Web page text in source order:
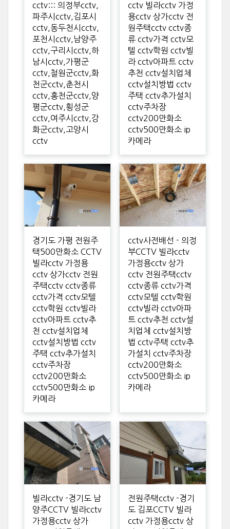
cctv::: 의정부cctv,
파주시cctv,김포시
cctv,동두천시cctv,
포천시cctv,남양주
cctv,구리시cctv,하
남시cctv,가평군
cctv,철원군cctv,화
천군cctv,춘천시
cctv,홍천군cctv,양
평군cctv,횡성군
cctv,여주시cctv,강
화군cctv,고양시
cctv
cctv 빌라cctv 가정
용cctv 상가cctv 전
원주택cctv cctv종
류 cctv가격 cctv모
텔 cctv학원 cctv빌
라 cctv아파트 cctv
추천 cctv설치업체
cctv설치방법 cctv
주택 cctv추가설치
cctv주차장
cctv200만화소
cctv500만화소 ip
카메라
경기도 가평 전원주
택500만화소 CCTV
빌라cctv 가정용
cctv 상가cctv 전원
주택cctv cctv종류
cctv가격 cctv모텔
cctv학원 cctv빌라
cctv아파트 cctv추
천 cctv설치업체
cctv설치방법 cctv
주택 cctv추가설치
cctv주차장
cctv200만화소
cctv500만화소 ip
카메라
cctv사전배선 - 의정
부CCTV 빌라cctv
가정용cctv 상가
cctv 전원주택cctv
cctv종류 cctv가격
cctv모텔 cctv학원
cctv빌라 cctv아파
트 cctv추천 cctv설
치업체 cctv설치방
법 cctv주택 cctv추
가설치 cctv주차장
cctv200만화소
cctv500만화소 ip
카메라
빌라cctv -경기도 남
양주CCTV 빌라cctv
가정용cctv 상가
전원주택cctv -경기
도 김포CCTV 빌라
cctv 가정용cctv 상